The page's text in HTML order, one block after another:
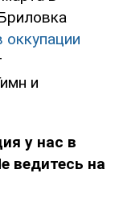
и
у нас в
ведитесь на